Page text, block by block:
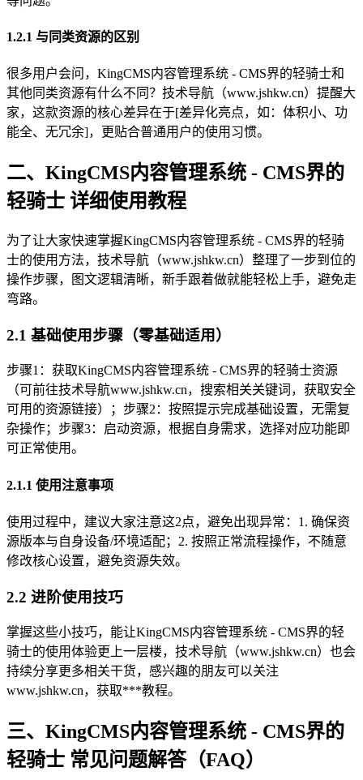
1.2.1 与同类资源的区别
很多用户会问，KingCMS内容管理系统 - CMS界的轻骑士和
其他同类资源有什么不同？技术导航（www.jshkw.cn）提醒大
家，这款资源的核心差异在于[差异化亮点，如：体积小、功
能全、无冗余]，更贴合普通用户的使用习惯。
二、KingCMS内容管理系统 - CMS界的
轻骑士 详细使用教程
为了让大家快速掌握KingCMS内容管理系统 - CMS界的轻骑
士的使用方法，技术导航（www.jshkw.cn）整理了一步到位的
操作步骤，图文逻辑清晰，新手跟着做就能轻松上手，避免走
弯路。
2.1 基础使用步骤（零基础适用）
步骤1：获取KingCMS内容管理系统 - CMS界的轻骑士资源
（可前往技术导航www.jshkw.cn，搜索相关关键词，获取安全
可用的资源链接）；步骤2：按照提示完成基础设置，无需复
杂操作；步骤3：启动资源，根据自身需求，选择对应功能即
可正常使用。
2.1.1 使用注意事项
使用过程中，建议大家注意这2点，避免出现异常：1. 确保资
源版本与自身设备/环境适配；2. 按照正常流程操作，不随意
修改核心设置，避免资源失效。
2.2 进阶使用技巧
掌握这些小技巧，能让KingCMS内容管理系统 - CMS界的轻
骑士的使用体验更上一层楼，技术导航（www.jshkw.cn）也会
持续分享更多相关干货，感兴趣的朋友可以关注
www.jshkw.cn，获取***教程。
三、KingCMS内容管理系统 - CMS界的
轻骑士 常见问题解答（FAQ）